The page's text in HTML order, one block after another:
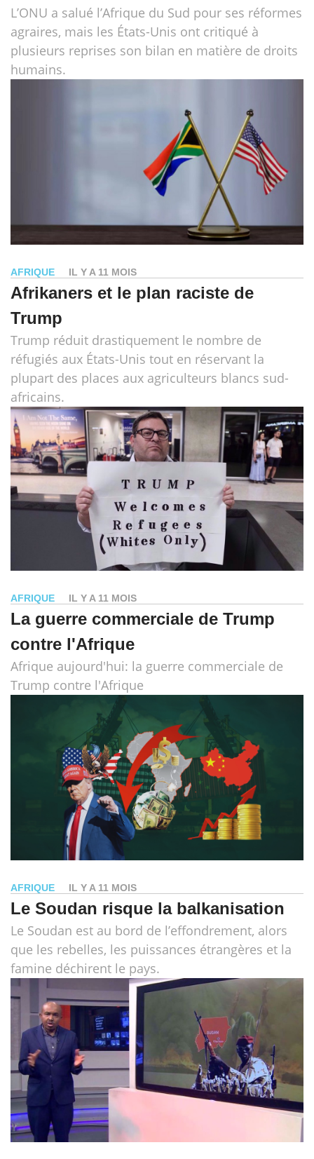
L’ONU a salué l’Afrique du Sud pour ses réformes
agraires, mais les États-Unis ont critiqué à
plusieurs reprises son bilan en matière de droits
humains.
AFRIQUE IL Y A 11 MOIS
Afrikaners et le plan raciste de
Trump
Trump réduit drastiquement le nombre de
réfugiés aux États-Unis tout en réservant la
plupart des places aux agriculteurs blancs sud-
africains.
AFRIQUE IL Y A 11 MOIS
La guerre commerciale de Trump
contre l'Afrique
Afrique aujourd'hui: la guerre commerciale de
Trump contre l'Afrique
AFRIQUE IL Y A 11 MOIS
Le Soudan risque la balkanisation
Le Soudan est au bord de l’effondrement, alors
que les rebelles, les puissances étrangères et la
famine déchirent le pays.